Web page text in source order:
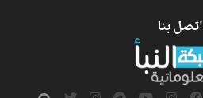
اتصل بنا